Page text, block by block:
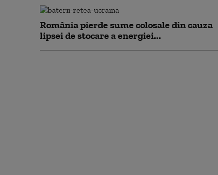
România pierde sume colosale din cauza
lipsei de stocare a energiei...